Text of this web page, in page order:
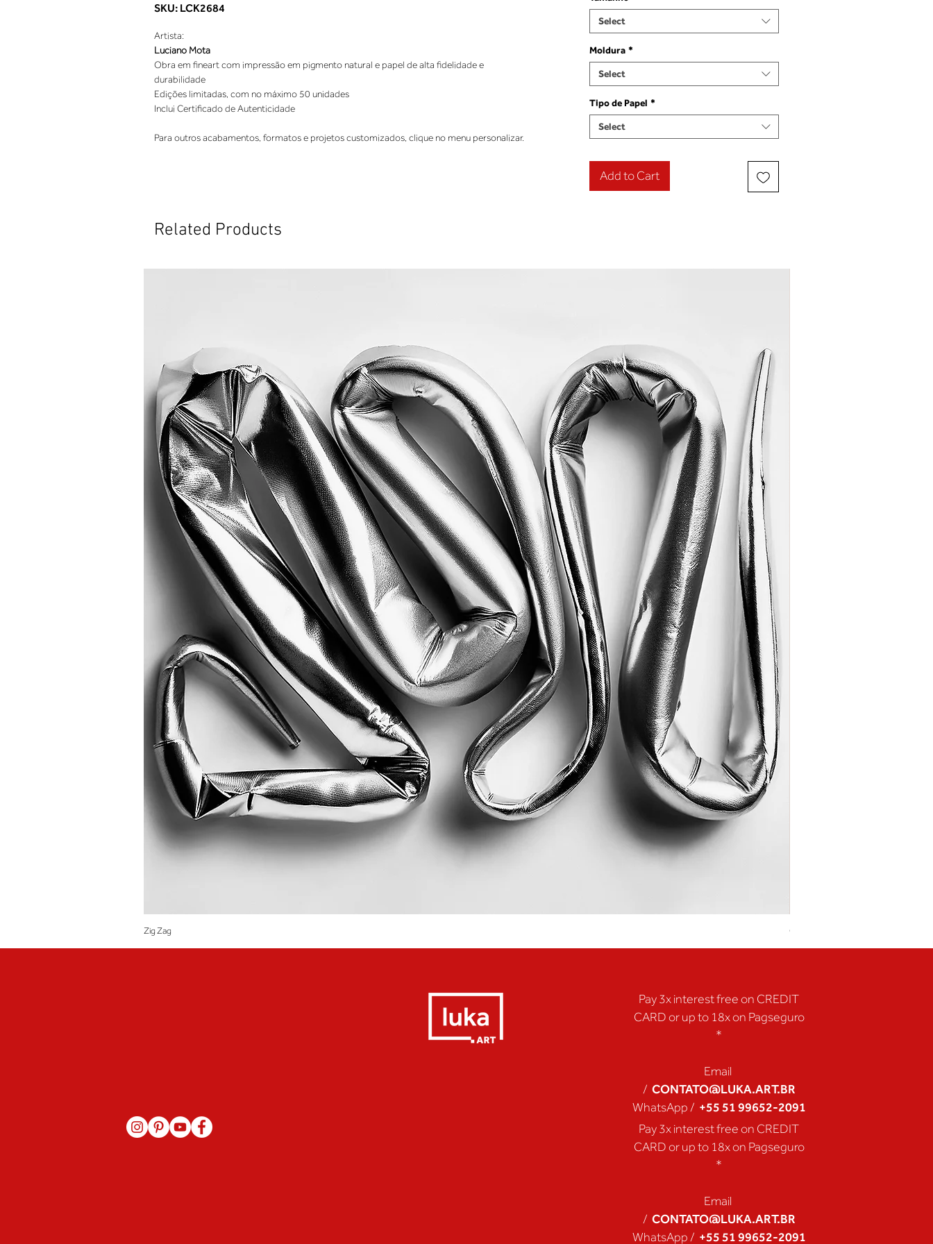
SKU: LCK2684
Artista:
Luciano Mota
Obra em fineart com impressão em pigmento natural e papel de alta fidelidade e
durabilidade
Edições limitadas, com no máximo 50 unidades
Inclui Certificado de Autenticidade
Para outros acabamentos, formatos e projetos customizados, clique no menu personalizar.
Select
Moldura *
Select
Tipo de Papel *
Select
Add to Cart
Related Products
Zig Zag Coração de Artista
Pay 3x interest free on CREDIT
CARD or up to 18x on Pagseguro
*
Email
/ CONTATO@LUKA.ART.BR
WhatsApp / +55 51 99652-2091
Pay 3x interest free on CREDIT
CARD or up to 18x on Pagseguro
*
Email
/ CONTATO@LUKA.ART.BR
WhatsApp / +55 51 99652-2091